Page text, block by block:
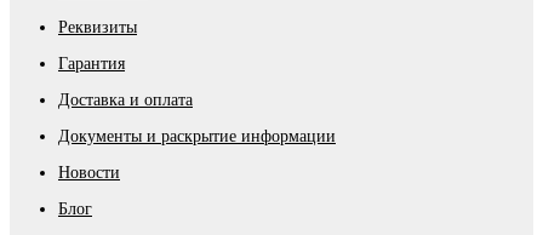
Реквизиты
Гарантия
Доставка и оплата
Документы и раскрытие информации
Новости
Блог